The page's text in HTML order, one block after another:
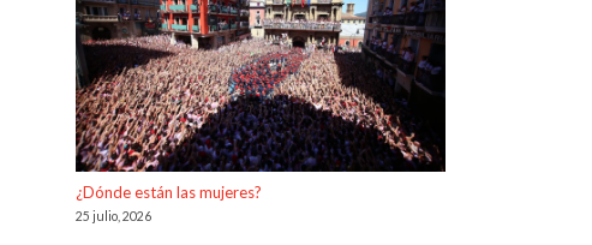
¿Dónde están las mujeres?
25 julio, 2026